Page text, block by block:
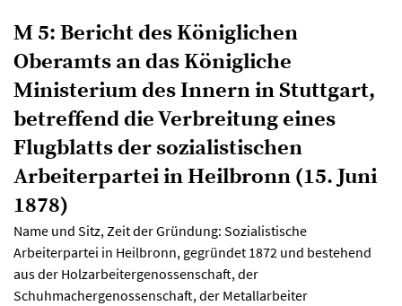
M 5: Bericht des Königlichen
Oberamts an das Königliche
Ministerium des Innern in Stuttgart,
betreffend die Verbreitung eines
Flugblatts der sozialistischen
Arbeiterpartei in Heilbronn (15. Juni
1878)
Name und Sitz, Zeit der Gründung: Sozialistische
Arbeiterpartei in Heilbronn, gegründet 1872 und bestehend
aus der Holzarbeitergenossenschaft, der
Schuhmachergenossenschaft, der Metallarbeiter